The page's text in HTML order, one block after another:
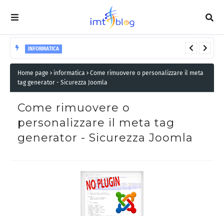
INFORMATICA
guida pratica
Home page informatica
Come rimuovere o personalizzare il meta
tag generator - Sicurezza Joomla
Come rimuovere o
personalizzare il meta tag
generator - Sicurezza Joomla